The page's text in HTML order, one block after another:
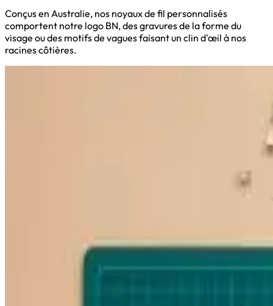
Conçus en Australie, nos noyaux de fil personnalisés
comportent notre logo BN, des gravures de la forme du
visage ou des motifs de vagues faisant un clin d'œil à nos
racines côtières.